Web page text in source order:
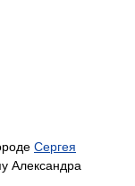
Сергея
Александра